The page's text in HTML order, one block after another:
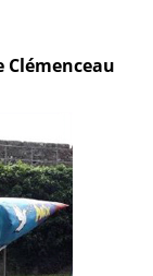
Clémenceau